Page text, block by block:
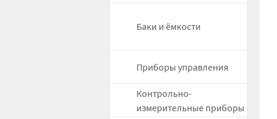
Баки и ёмкости
Приборы управления
Контрольно-
измерительные приборы